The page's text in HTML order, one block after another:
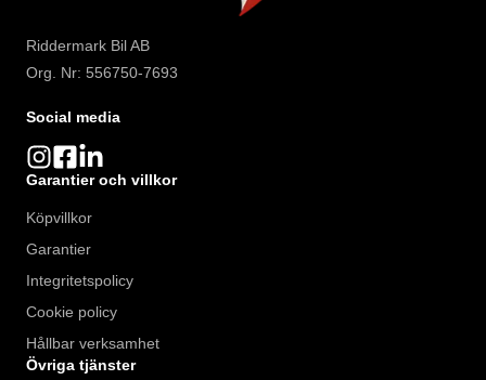
Riddermark Bil AB
Org. Nr: 556750-7693
Social media
Garantier och villkor
Köpvillkor
Garantier
Integritetspolicy
Cookie policy
Hållbar verksamhet
Övriga tjänster